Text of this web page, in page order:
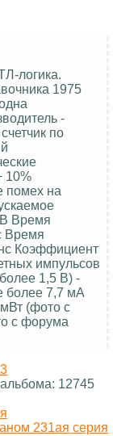
логика.
1975
-
по
10%
помех на
Время
Время
Коэффициент
импульсов
1,5 В) -
более 7,7 мА
(фото с
с форума
12745
231ая серия